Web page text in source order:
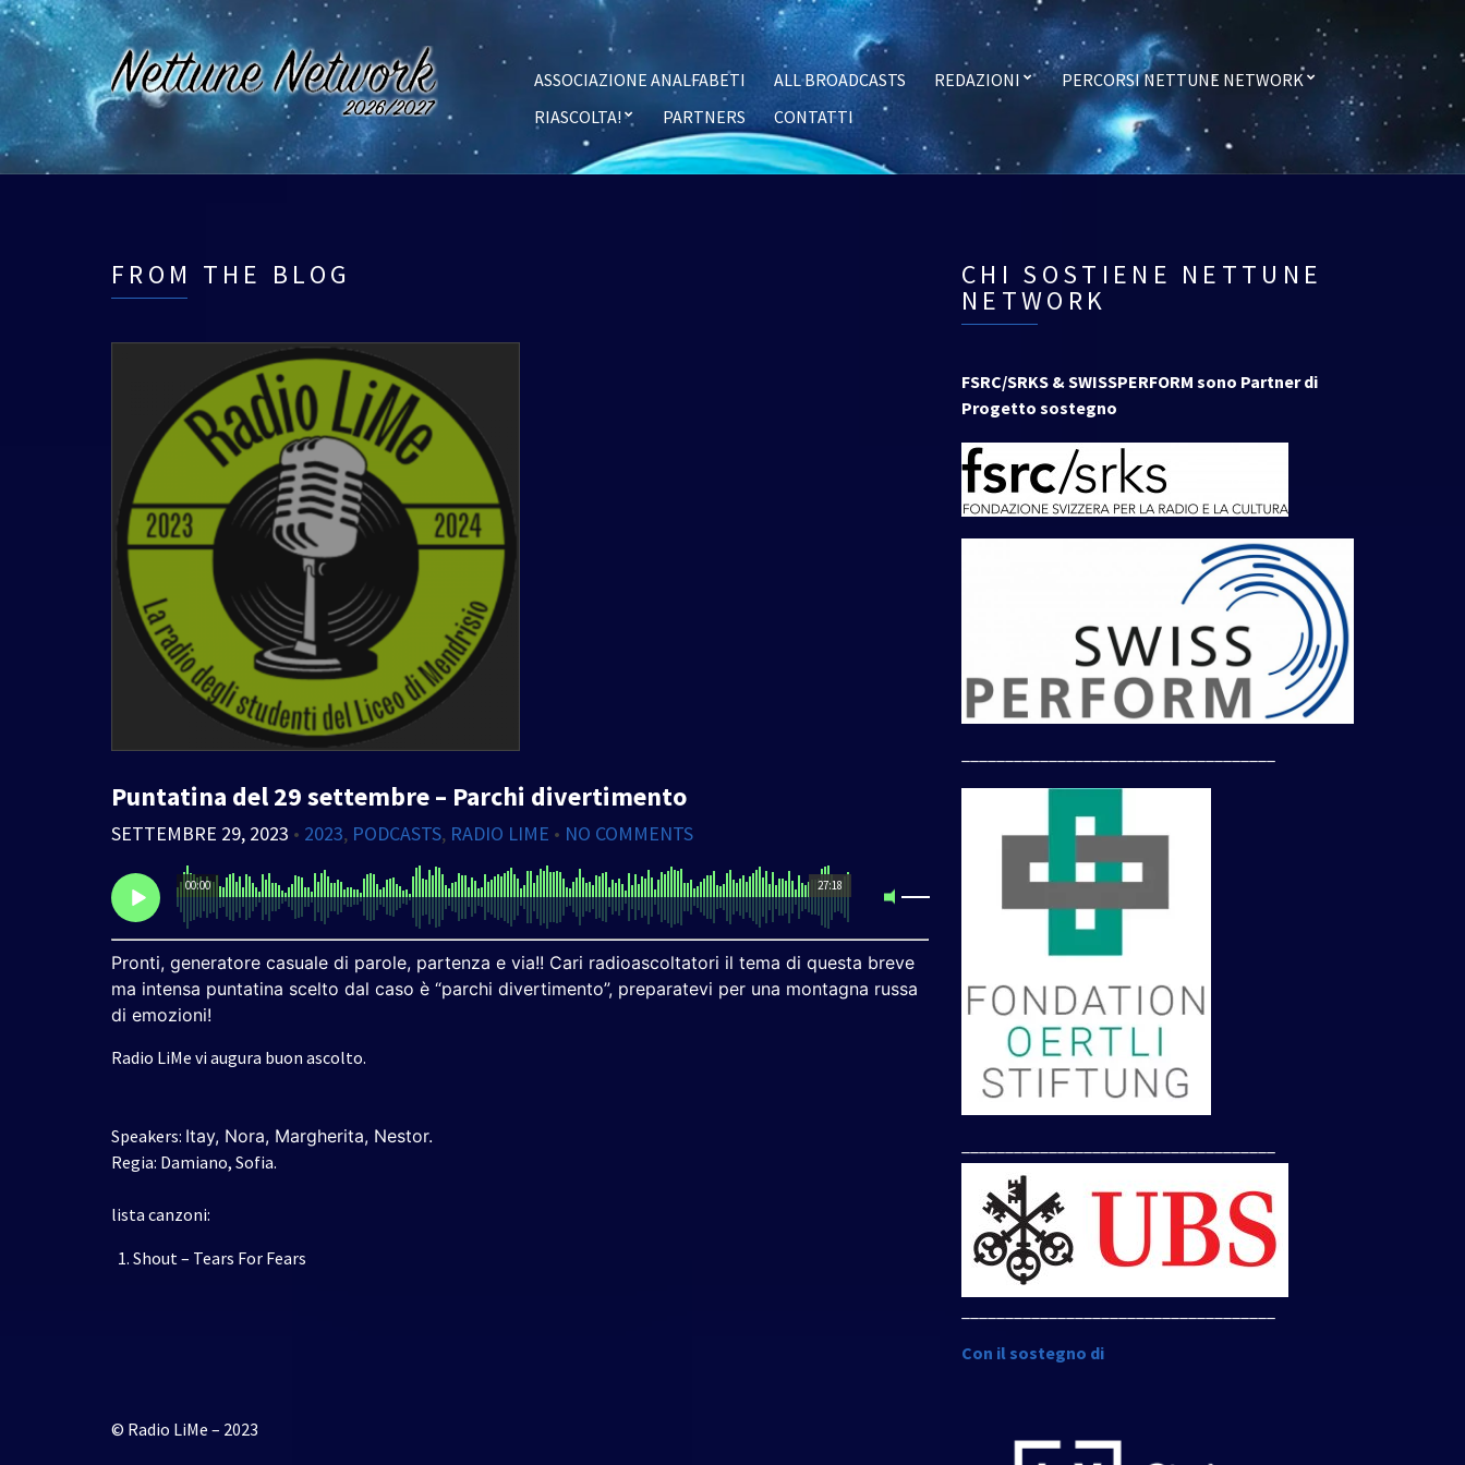
ASSOCIAZIONE ANALFABETI ALL BROADCASTS REDAZIONI
PERCORSI NETTUNE NETWORK
RIASCOLTA!
PARTNERS CONTATTI
FROM THE BLOG
Puntatina del 29 settembre – Parchi divertimento
SETTEMBRE 29, 2023 • 2023, PODCASTS, RADIO LIME • NO COMMENTS
27:18
00:00
Pronti, generatore casuale di parole, partenza e via!! Cari radioascoltatori il tema di questa breve
ma intensa puntatina scelto dal caso è “parchi divertimento”, preparatevi per una montagna russa
di emozioni!
Radio LiMe vi augura buon ascolto.
Speakers: Itay, Nora, Margherita, Nestor.
Regia: Damiano, Sofia.
lista canzoni:
Shout – Tears For Fears
© Radio LiMe – 2023
CHI SOSTIENE NETTUNE
NETWORK
FSRC/SRKS & SWISSPERFORM sono Partner di
Progetto sostegno
Con il sostegno di